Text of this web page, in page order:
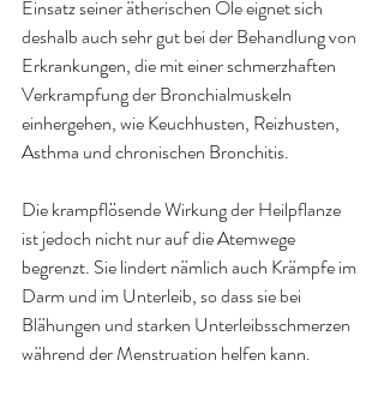
Einsatz seiner ätherischen Öle eignet sich
deshalb auch sehr gut bei der Behandlung von
Erkrankungen, die mit einer schmerzhaften
Verkrampfung der Bronchialmuskeln
einhergehen, wie Keuchhusten, Reizhusten,
Asthma und chronischen Bronchitis.
Die krampflösende Wirkung der Heilpflanze
ist jedoch nicht nur auf die Atemwege
begrenzt. Sie lindert nämlich auch Krämpfe im
Darm und im Unterleib, so dass sie bei
Blähungen und starken Unterleibsschmerzen
während der Menstruation helfen kann.